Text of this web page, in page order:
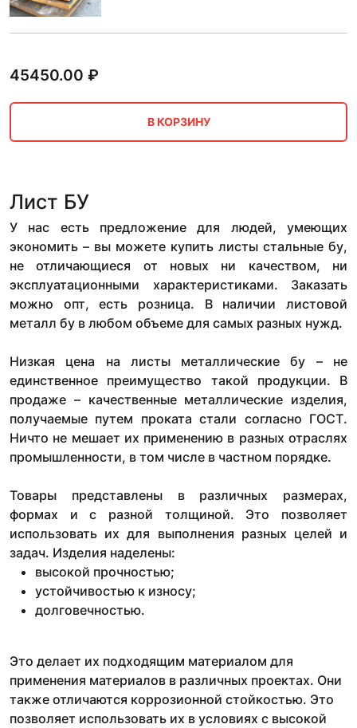
45450.00 ₽
В КОРЗИНУ
Лист БУ
У нас есть предложение для людей, умеющих
экономить – вы можете купить листы стальные бу,
не отличающиеся от новых ни качеством, ни
эксплуатационными характеристиками. Заказать
можно опт, есть розница. В наличии листовой
металл бу в любом объеме для самых разных нужд.
Низкая цена на листы металлические бу – не
единственное преимущество такой продукции. В
продаже – качественные металлические изделия,
получаемые путем проката стали согласно ГОСТ.
Ничто не мешает их применению в разных отраслях
промышленности, в том числе в частном порядке.
Товары представлены в различных размерах,
формах и с разной толщиной. Это позволяет
использовать их для выполнения разных целей и
задач. Изделия наделены:
высокой прочностью;
устойчивостью к износу;
долговечностью.
Это делает их подходящим материалом для
применения материалов в различных проектах. Они
также отличаются коррозионной стойкостью. Это
позволяет использовать их в условиях с высокой